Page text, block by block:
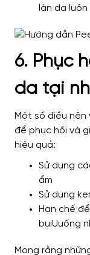
làn da
6. Phục
da tại
Một số điều nên
để phục hồi và
hiệu quả:
Sử dụng
ẩm
Sử dụng
Hạn chế
bụiUuống
Mong rằng